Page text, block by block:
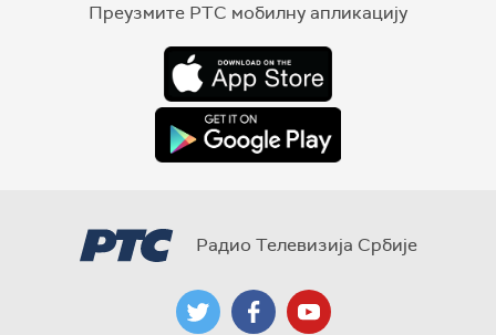
Преузмите РТС мобилну апликацију
Радио Телевизија Србије